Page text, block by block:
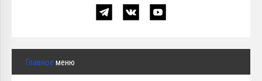
Главное меню